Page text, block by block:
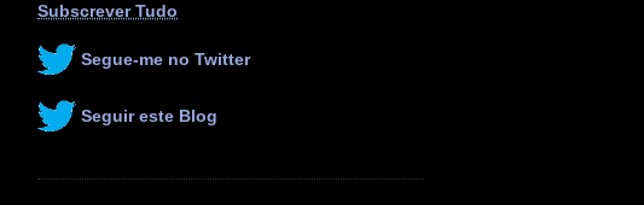
Subscrever Tudo
Segue-me no Twitter
Seguir este Blog